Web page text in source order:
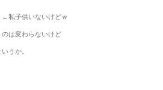
←私子供いないけどｗ
は変わらないけど
うか。